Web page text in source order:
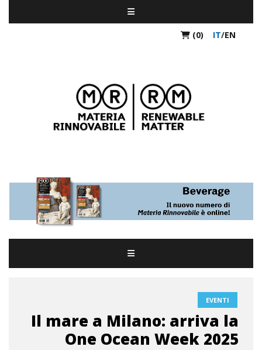
(0) IT/EN
EVENTI
Il mare a Milano: arriva la
One Ocean Week 2025